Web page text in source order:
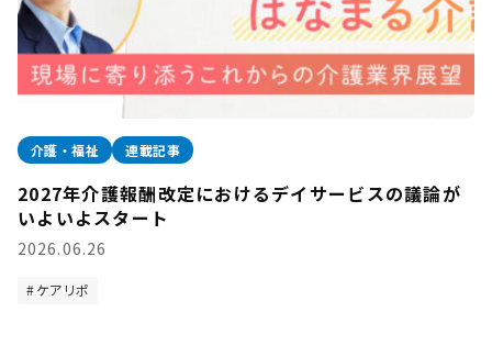
介護・福祉 連載記事
2027年介護報酬改定におけるデイサービスの議論が
いよいよスタート
2026.06.26
ケアリポ